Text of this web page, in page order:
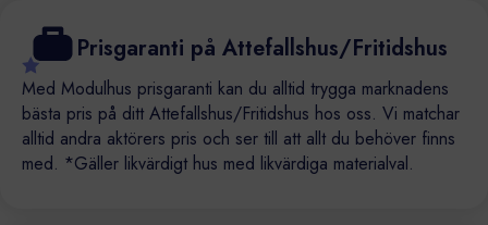
Prisgaranti på Attefallshus/Fritidshus
Med Modulhus prisgaranti kan du alltid trygga marknadens
bästa pris på ditt Attefallshus/Fritidshus hos oss. Vi matchar
alltid andra aktörers pris och ser till att allt du behöver finns
med. *Gäller likvärdigt hus med likvärdiga materialval.